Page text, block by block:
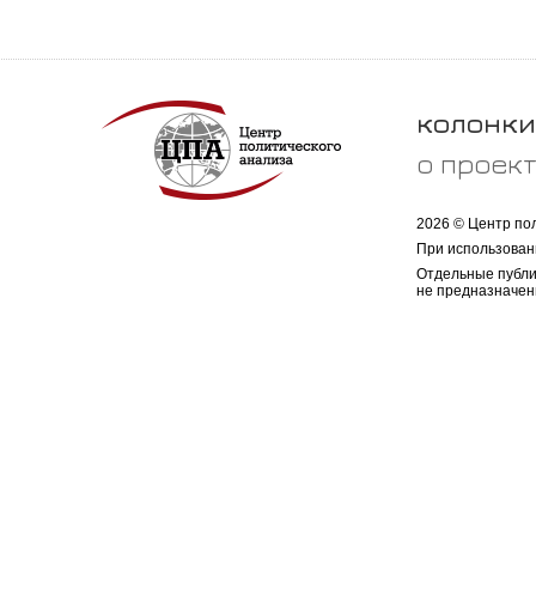
колонки
о
2026 © Центр
При
Отдельные
не